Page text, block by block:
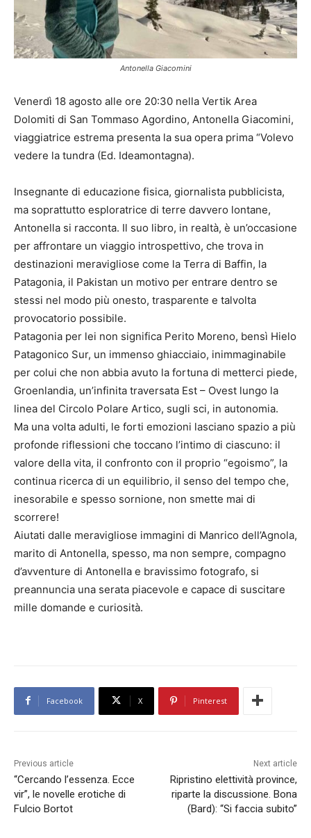
Antonella Giacomini
Venerdì 18 agosto alle ore 20:30 nella Vertik Area
Dolomiti di San Tommaso Agordino, Antonella Giacomini,
viaggiatrice estrema presenta la sua opera prima “Volevo
vedere la tundra (Ed. Ideamontagna).
Insegnante di educazione fisica, giornalista pubblicista,
ma soprattutto esploratrice di terre davvero lontane,
Antonella si racconta. Il suo libro, in realtà, è un’occasione
per affrontare un viaggio introspettivo, che trova in
destinazioni meravigliose come la Terra di Baffin, la
Patagonia, il Pakistan un motivo per entrare dentro se
stessi nel modo più onesto, trasparente e talvolta
provocatorio possibile.
Patagonia per lei non significa Perito Moreno, bensì Hielo
Patagonico Sur, un immenso ghiacciaio, inimmaginabile
per colui che non abbia avuto la fortuna di metterci piede,
Groenlandia, un’infinita traversata Est – Ovest lungo la
linea del Circolo Polare Artico, sugli sci, in autonomia.
Ma una volta adulti, le forti emozioni lasciano spazio a più
profonde riflessioni che toccano l’intimo di ciascuno: il
valore della vita, il confronto con il proprio “egoismo”, la
continua ricerca di un equilibrio, il senso del tempo che,
inesorabile e spesso sornione, non smette mai di
scorrere!
Aiutati dalle meravigliose immagini di Manrico dell’Agnola,
marito di Antonella, spesso, ma non sempre, compagno
d’avventure di Antonella e bravissimo fotografo, si
preannuncia una serata piacevole e capace di suscitare
mille domande e curiosità.
Facebook X Pinterest
Previous article
“Cercando l’essenza. Ecce
vir”, le novelle erotiche di
Fulcio Bortot
Next article
Ripristino elettività province,
riparte la discussione. Bona
(Bard): “Si faccia subito”